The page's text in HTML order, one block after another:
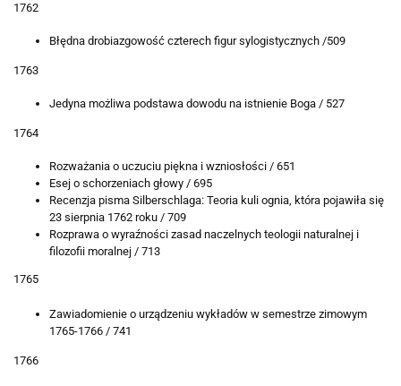
1762
Błędna drobiazgowość czterech figur sylogistycznych /509
1763
Jedyna możliwa podstawa dowodu na istnienie Boga / 527
1764
Rozważania o uczuciu piękna i wzniosłości / 651
Esej o schorzeniach głowy / 695
Recenzja pisma Silberschlaga: Teoria kuli ognia, która pojawiła się
23 sierpnia 1762 roku / 709
Rozprawa o wyraźności zasad naczelnych teologii naturalnej i
filozofii moralnej / 713
1765
Zawiadomienie o urządzeniu wykładów w semestrze zimowym
1765-1766 / 741
1766